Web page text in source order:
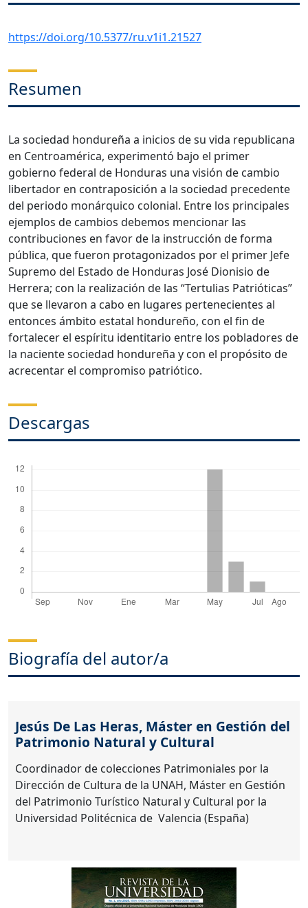
https://doi.org/10.5377/ru.v1i1.21527
Resumen
La sociedad hondureña a inicios de su vida republicana
en Centroamérica, experimentó bajo el primer
gobierno federal de Honduras una visión de cambio
libertador en contraposición a la sociedad precedente
del periodo monárquico colonial. Entre los principales
ejemplos de cambios debemos mencionar las
contribuciones en favor de la instrucción de forma
pública, que fueron protagonizados por el primer Jefe
Supremo del Estado de Honduras José Dionisio de
Herrera; con la realización de las “Tertulias Patrióticas”
que se llevaron a cabo en lugares pertenecientes al
entonces ámbito estatal hondureño, con el fin de
fortalecer el espíritu identitario entre los pobladores de
la naciente sociedad hondureña y con el propósito de
acrecentar el compromiso patriótico.
Descargas
Biografía del autor/a
Jesús De Las Heras, Máster en Gestión del
Patrimonio Natural y Cultural
Coordinador de colecciones Patrimoniales por la
Dirección de Cultura de la UNAH, Máster en Gestión
del Patrimonio Turístico Natural y Cultural por la
Universidad Politécnica de Valencia (España)